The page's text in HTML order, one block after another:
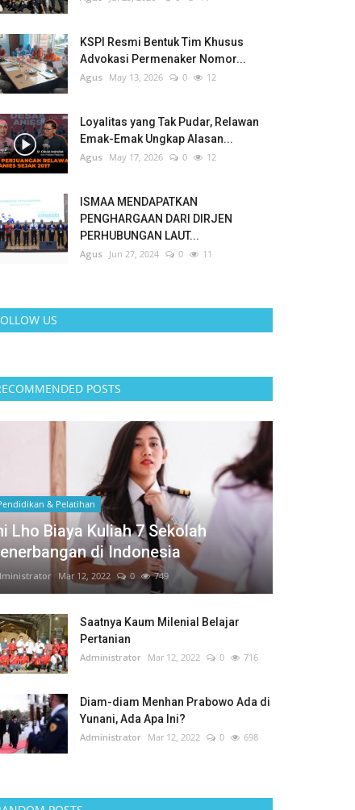
KSPI Resmi Bentuk Tim Khusus
Advokasi Permenaker Nomor...
Agus May 13, 2026 0 12
Loyalitas yang Tak Pudar, Relawan
Emak-Emak Ungkap Alasan...
Agus May 17, 2026 0 12
ISMAA MENDAPATKAN
PENGHARGAAN DARI DIRJEN
PERHUBUNGAN LAUT...
Agus Jun 27, 2024 0 11
US
POSTS
& Pelatihan
Lho Biaya Kuliah 7 Sekolah
di Indonesia
Mar 12, 2022 0 749
Saatnya Kaum Milenial Belajar
Pertanian
Administrator Mar 12, 2022 0 716
Diam-diam Menhan Prabowo Ada di
Yunani, Ada Apa Ini?
Administrator Mar 12, 2022 0 698